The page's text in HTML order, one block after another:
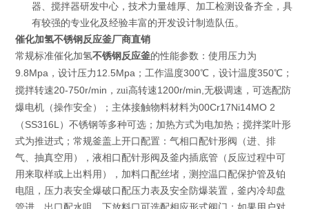
器、搅拌器研发中心，技术力量雄厚、加工检测设备齐全，具
有较强的专业化及经验丰富的开发设计制造队伍。
催化加氢不锈钢反应釜厂商直销
常规标准催化加氢不锈钢反应釜的性能参数：使用压力为
9.8Mpa ，设计压力 12.5Mpa ；工作温度300℃，设计温度350℃；
搅拌转速20-750r/min ，zui高转速1200r/min,无极调速，可选配防
爆电机（操作安全）；主体接触物料材料为00Cr17Ni14MO 2
（ SS316L ）不锈钢等多种可选；加热方式为电加热；搅拌桨叶形
式为推进式；常规釜盖上开口配置：气相口配针形阀（进、排
气、抽真空用），液相口配针形阀及釜内插底管（反应过程中可
用来取样或上出料用），加料口配丝堵，测控温口配保护管及铂
电阻，压力表安全爆破口配压力表及安全防爆装置，釜内冷却盘